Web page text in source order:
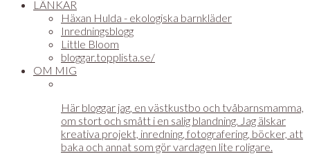
LÄNKAR
Häxan Hulda - ekologiska barnkläder
Inredningsblogg
Little Bloom
bloggar.topplista.se/
OM MIG
Här bloggar jag, en västkustbo och tvåbarnsmamma,
om stort och smått i en salig blandning. Jag älskar
kreativa projekt, inredning, fotografering, böcker, att
baka och annat som gör vardagen lite roligare.